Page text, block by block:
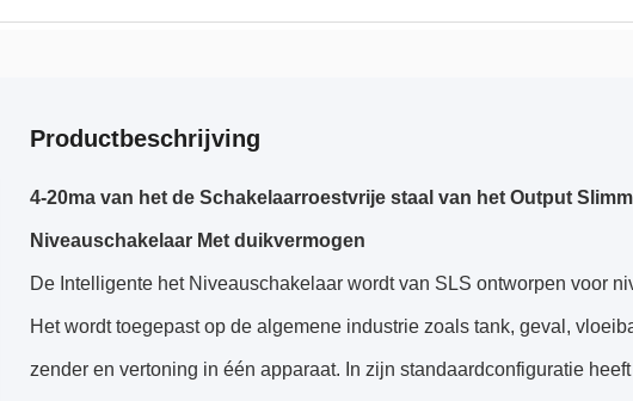
Productbeschrijving
4-20ma van het de Schakelaarroestvrije staal van het Output
Niveauschakelaar Met duikvermogen
De Intelligente het Niveauschakelaar wordt van SLS ontworpen voor
Het wordt toegepast op de algemene industrie zoals tank, geval,
zender en vertoning in één apparaat. In zijn standaardconfiguratie